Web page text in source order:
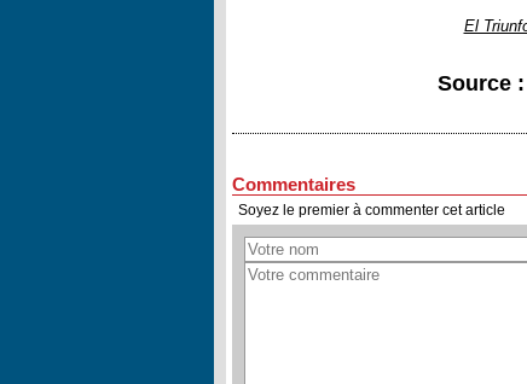
El
Source :
Commentaires
Soyez le premier à commenter cet article